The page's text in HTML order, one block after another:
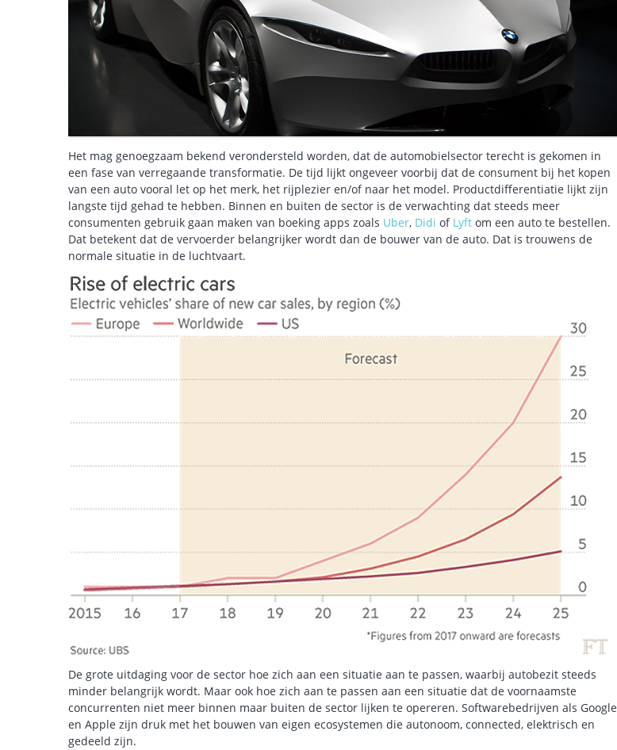
Het mag genoegzaam bekend verondersteld worden, dat de automobielsector terecht is gekomen in
een fase van verregaande transformatie. De tijd lijkt ongeveer voorbij dat de consument bij het kopen
van een auto vooral let op het merk, het rijplezier en/of naar het model. Productdifferentiatie lijkt zijn
langste tijd gehad te hebben. Binnen en buiten de sector is de verwachting dat steeds meer
consumenten gebruik gaan maken van boeking apps zoals Uber, Didi of Lyft om een auto te bestellen.
Dat betekent dat de vervoerder belangrijker wordt dan de bouwer van de auto. Dat is trouwens de
normale situatie in de luchtvaart.
De grote uitdaging voor de sector hoe zich aan een situatie aan te passen, waarbij autobezit steeds
minder belangrijk wordt. Maar ook hoe zich aan te passen aan een situatie dat de voornaamste
concurrenten niet meer binnen maar buiten de sector lijken te opereren. Softwarebedrijven als Google
en Apple zijn druk met het bouwen van eigen ecosystemen die autonoom, connected, elektrisch en
gedeeld zijn.